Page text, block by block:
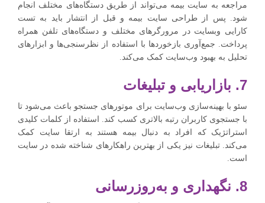
مراجعه به سایت بیمه می‌تواند از طریق دستگاه‌های مختلف انجام
شود. پس از طراحی سایت بیمه و قبل از انتشار باید به تست
کارایی وبسایت در مرورگرهای مختلف و دستگاه‌های تلفن همراه
پرداخت. جمع‌آوری بازخوردها با استفاده از نظرسنجی‌ها و ابزارهای
تحلیل به بهبود وب‌سایت کمک می‌کند.
7. بازاریابی و تبلیغات
سئو با بهینه‌سازی وب‌سایت برای موتورهای جستجو باعث می‌شود تا
با جستجوی کاربران رتبه بالاتری کسب کند. استفاده از کلمات کلیدی
استراتژیک که افراد به دنبال بیمه هستند به ارتقا سایت کمک
می‌کند. تبلیغات نیز یکی از بهترین راهکارهای شناخته شده در سایت
است.
8. نگهداری و به‌روزرسانی